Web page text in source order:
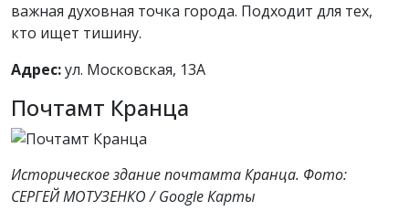
важная духовная точка города. Подходит для тех,
кто ищет тишину.
Адрес:ул. Московская, 13А
Почтамт Кранца
Историческое здание почтамта Кранца. Фото:
СЕРГЕЙ МОТУЗЕНКО / Google Карты